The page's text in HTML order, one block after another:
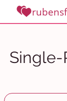
Single-